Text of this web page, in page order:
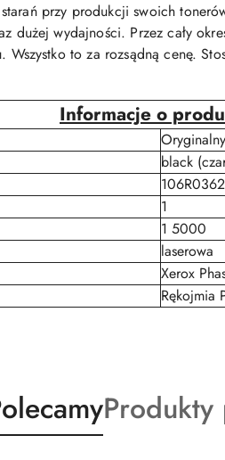
przy produkcji swoich
dużej wydajności. Przez cały
to za rozsądną cenę.
Informacje o
Oryginalny
black
1
1 5000
laserowa
Xerox
Rękojmia
Produkty
o